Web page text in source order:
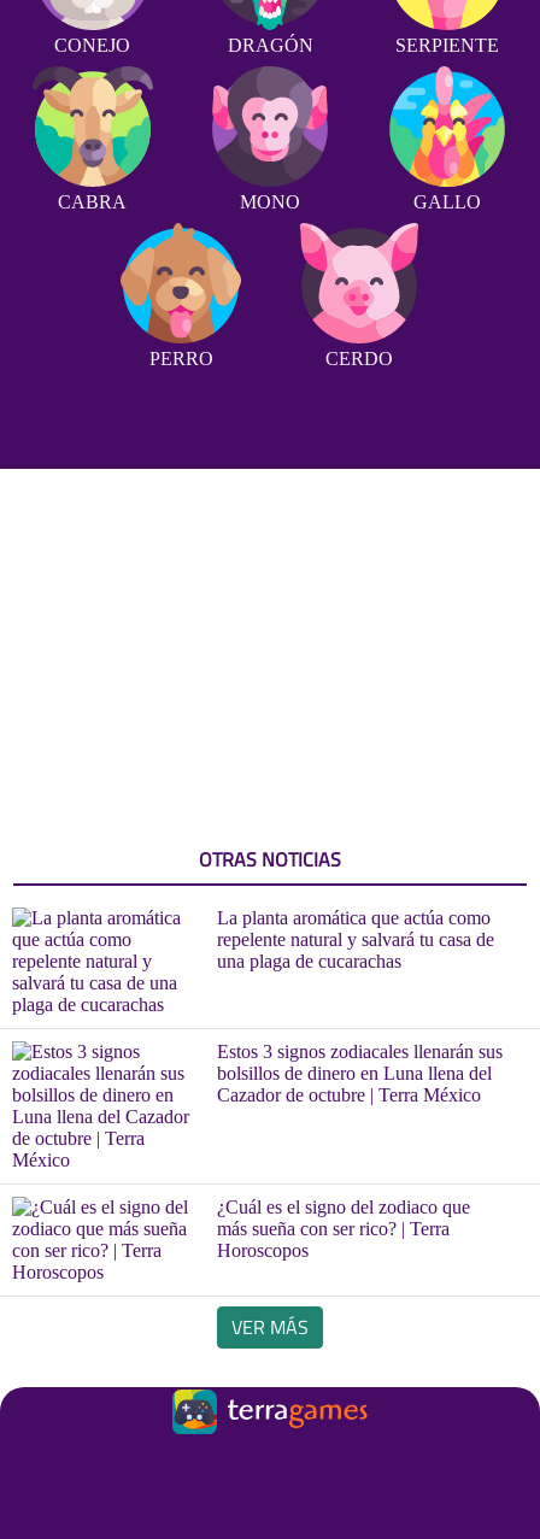
CONEJO DRAGÓN SERPIENTE
CABRA MONO GALLO
PERRO CERDO
OTRAS NOTICIAS
La planta aromática que actúa como
repelente natural y salvará tu casa de
una plaga de cucarachas
Estos 3 signos zodiacales llenarán sus
bolsillos de dinero en Luna llena del
Cazador de octubre | Terra México
¿Cuál es el signo del zodiaco que
más sueña con ser rico? | Terra
Horoscopos
VER MÁS